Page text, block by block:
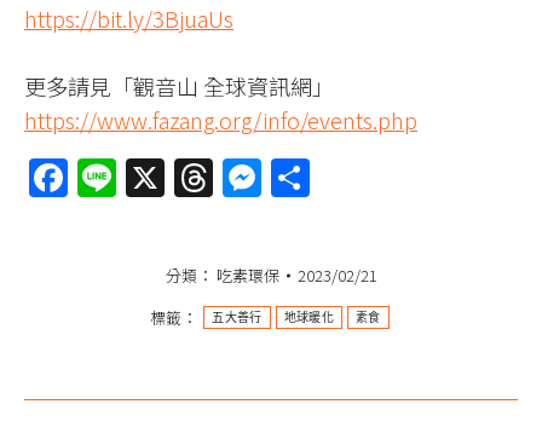
https://bit.ly/3BjuaUs
更多請見「觀音山 全球資訊網」
https://www.fazang.org/info/events.php
Facebook
Line
X Threads
Messenger
分類： 吃素環保
2023/02/21
標籤：
五大善行 地球暖化 素食